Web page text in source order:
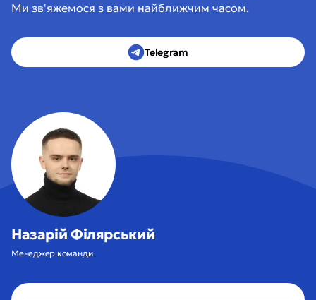
Ми зв'яжемося з вами найближчим часом.
Telegram
Назарій Філярський
Менеджер команди